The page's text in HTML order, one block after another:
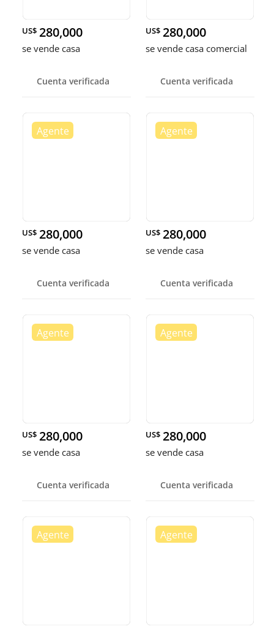
US$ 280,000
se vende casa
Cuenta verificada
US$ 280,000
se vende casa comercial
Cuenta verificada
US$ 280,000
se vende casa
Cuenta verificada
US$ 280,000
se vende casa
Cuenta verificada
US$ 280,000
se vende casa
Cuenta verificada
US$ 280,000
se vende casa
Cuenta verificada